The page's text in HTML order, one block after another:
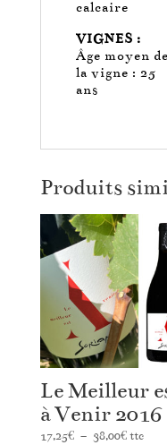
calcaire
VIGNES :
Âge moyen de
la vigne :25
ans
Produits
Le Meilleur
à Venir 2016
17,25€ – 38,00€Plage
ttc